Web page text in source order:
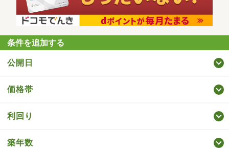
条件を追加する
公開日
価格帯
利回り
築年数